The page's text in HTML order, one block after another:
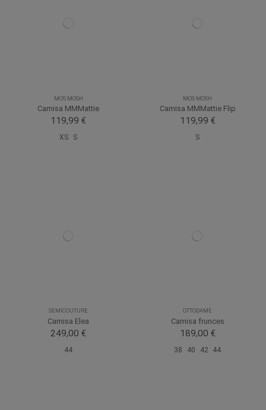
MOS MOSH
Camisa MMMattie
119,99 €
XS S
MOS MOSH
Camisa MMMattie Flip
119,99 €
S
SEMICOUTURE
Camisa Elea
249,00 €
44
OTTODAME
Camisa frunces
189,00 €
38 40 42 44